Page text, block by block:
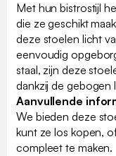
Met hun bistrostijl
die ze geschikt
deze stoelen licht
eenvoudig
staal, zijn deze
dankzij de gebogen
Aanvullende
We bieden deze
kunt ze los kopen,
compleet te maken.